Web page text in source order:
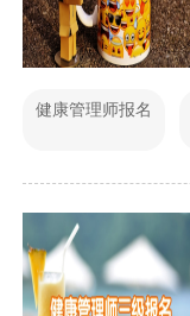
健康管理师报名